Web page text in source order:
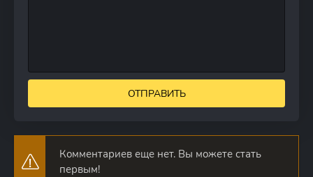
ОТПРАВИТЬ
Комментариев еще нет. Вы можете стать
первым!